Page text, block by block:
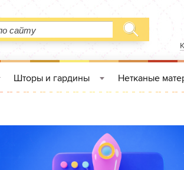
Шторы и гардины Нетканые